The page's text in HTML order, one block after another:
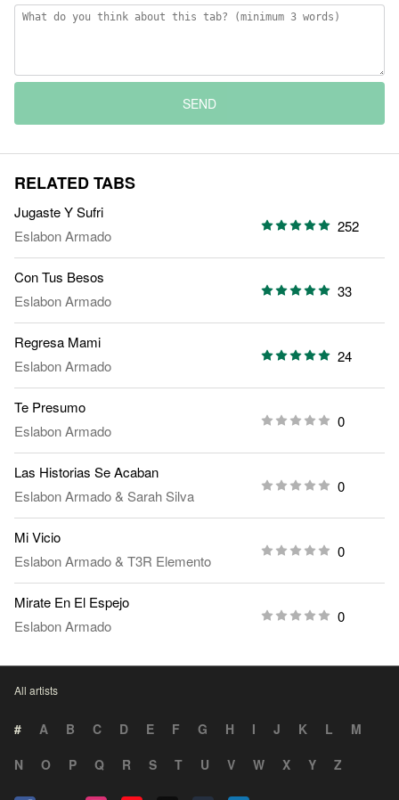
SEND
RELATED TABS
Jugaste Y Sufri
Eslabon Armado
252
Con Tus Besos
Eslabon Armado
33
Regresa Mami
Eslabon Armado
24
Te Presumo
Eslabon Armado
0
Las Historias Se Acaban
Eslabon Armado&Sarah Silva
0
Mi Vicio
Eslabon Armado&T3R Elemento
0
Mirate En El Espejo
Eslabon Armado
0
All artists
# A B C D E F G H I J K L
M
N
O P Q R S T U V W X Y Z